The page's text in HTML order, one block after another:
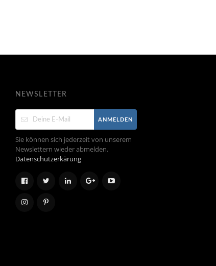
NEWSLETTER
ANMELDEN
Sie können sich jederzeit von unserem
Newslettern wieder abmelden.
Datenschutzerkärung